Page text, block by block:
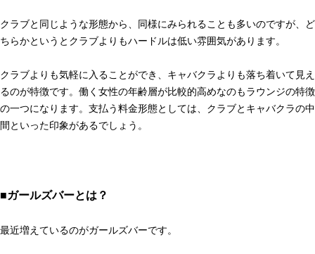
クラブと同じような形態から、同様にみられることも多いのですが、ど
ちらかというとクラブよりもハードルは低い雰囲気があります。
クラブよりも気軽に入ることができ、キャバクラよりも落ち着いて見え
るのが特徴です。働く女性の年齢層が比較的高めなのもラウンジの特徴
の一つになります。支払う料金形態としては、クラブとキャバクラの中
間といった印象があるでしょう。
■ガールズバーとは？
最近増えているのがガールズバーです。